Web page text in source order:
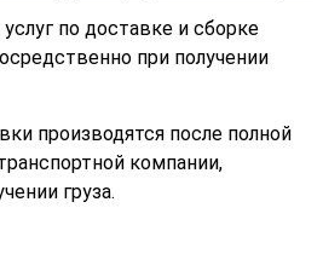
по доставке и сборке
при получении
производятся после полной
компании,
груза.